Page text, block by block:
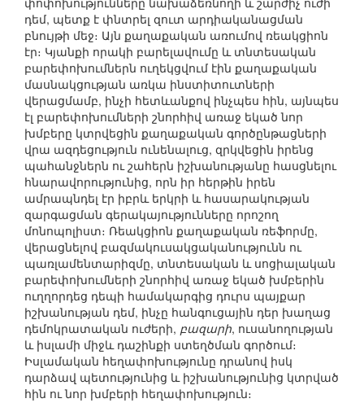
դեմ, պետք է փնտրել զուտ արդիականացման
բնույթի մեջ։ Այն քաղաքական առումով ռեակցիոն
էր։ Կյանքի որակի բարելավումը և տնտեսական
բարեփոխումներն ուղեկցվում էին քաղաքական
մասնակցության առկա ինստիտուտների
վերացմամբ, ինչի հետևանքով ինչպես հին, այնպես
էլ բարեփոխումների շնորհիվ առաջ եկած նոր
խմբերը կտրվեցին քաղաքական գործընթացների
վրա ազդեցություն ունենալուց, զրկվեցին իրենց
պահանջներն ու շահերն իշխանությանը հասցնելու
հնարավորությունից, որն իր հերթին իրեն
ամրապնդել էր իբրև երկրի և հասարակության
զարգացման գերակայությունները որոշող
մոնոպոլիստ։ Ռեակցիոն քաղաքական ռեֆորմը,
վերացնելով բազմակուսակցականությունն ու
պառլամենտարիզմը, տնտեսական և սոցիալական
բարեփոխումների շնորհիվ առաջ եկած խմբերին
ուղղորդեց դեպի համակարգից դուրս պայքար
իշխանության դեմ, ինչը հանգուցային դեր խաղաց
դեմոկրատական ուժերի, բազարի, ուսանողության
և իսլամի միջև դաշինքի ստեղծման գործում։
Իսլամական հեղափոխությունը դրանով իսկ
դարձավ պետությունից և իշխանությունից կտրված
հին ու նոր խմբերի հեղափոխություն։